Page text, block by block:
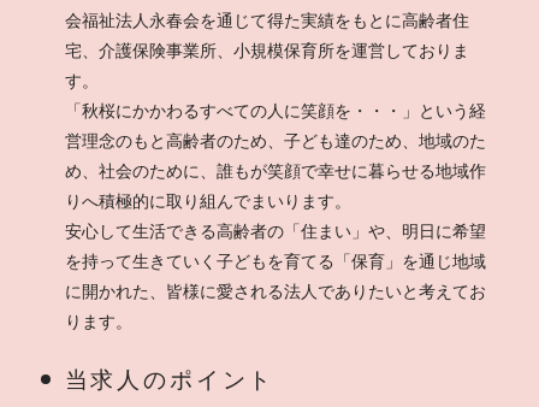
会福祉法人永春会を通じて得た実績をもとに高齢者住
宅、介護保険事業所、小規模保育所を運営しておりま
す。
「秋桜にかかわるすべての人に笑顔を・・・」という経
営理念のもと高齢者のため、子ども達のため、地域のた
め、社会のために、誰もが笑顔で幸せに暮らせる地域作
りへ積極的に取り組んでまいります。
安心して生活できる高齢者の「住まい」や、明日に希望
を持って生きていく子どもを育てる「保育」を通じ地域
に開かれた、皆様に愛される法人でありたいと考えてお
ります。
当求人のポイント